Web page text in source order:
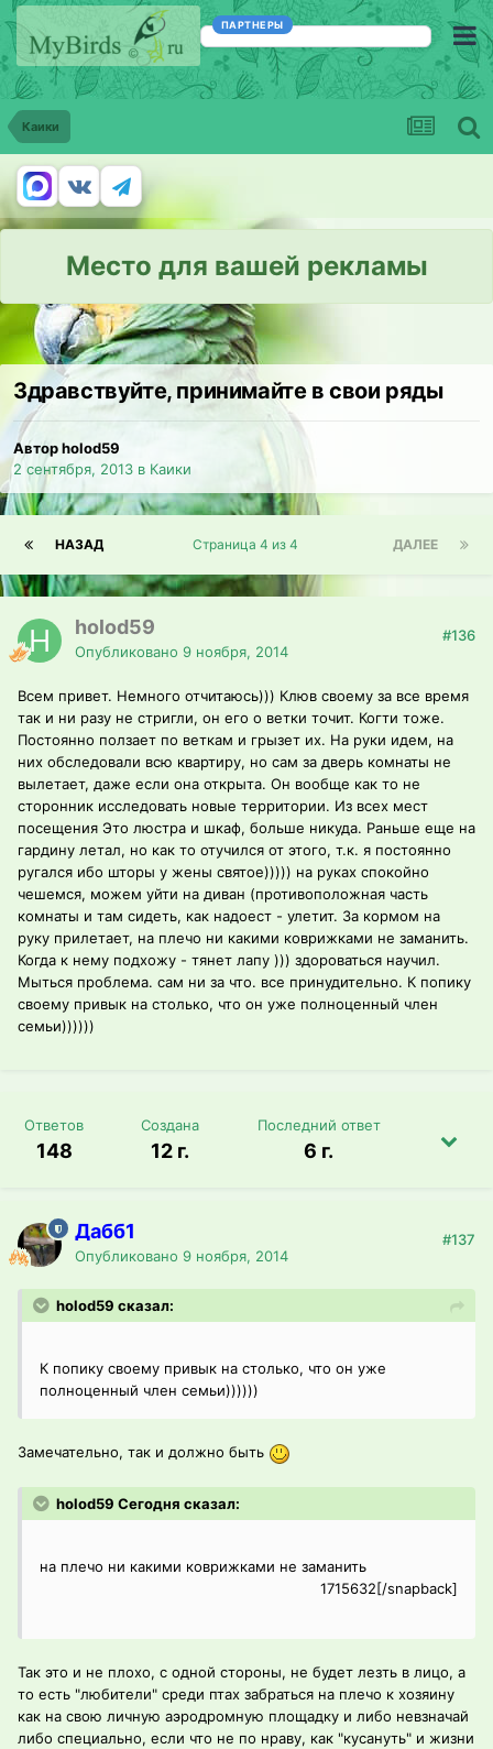
ПАРТНЕРЫ
Каики
Место для вашей рекламы
Здравствуйте, принимайте в свои ряды
Автор holod59
2 сентября, 2013 в Каики
НАЗАД ДАЛЕЕ
Страница 4 из 4
holod59
Опубликовано 9 ноября, 2014
#136
Всем привет. Немного отчитаюсь))) Клюв своему за все время
так и ни разу не стригли, он его о ветки точит. Когти тоже.
Постоянно ползает по веткам и грызет их. На руки идем, на
них обследовали всю квартиру, но сам за дверь комнаты не
вылетает, даже если она открыта. Он вообще как то не
сторонник исследовать новые территории. Из всех мест
посещения Это люстра и шкаф, больше никуда. Раньше еще на
гардину летал, но как то отучился от этого, т.к. я постоянно
ругался ибо шторы у жены святое))))) на руках спокойно
чешемся, можем уйти на диван (противоположная часть
комнаты и там сидеть, как надоест - улетит. За кормом на
руку прилетает, на плечо ни какими коврижками не заманить.
Когда к нему подхожу - тянет лапу ))) здороваться научил.
Мыться проблема. сам ни за что. все принудительно. К попику
своему привык на столько, что он уже полноценный член
семьи))))))
Ответов
148
Создана
12 г.
Последний ответ
6 г.
Дабб1
Опубликовано 9 ноября, 2014
#137
holod59 сказал:
К попику своему привык на столько, что он уже
полноценный член семьи))))))
Замечательно, так и должно быть
holod59 Сегодня сказал:
на плечо ни какими коврижками не заманить
1715632[/snapback]
Так это и не плохо, с одной стороны, не будет лезть в лицо, а
то есть "любители" среди птах забраться на плечо к хозяину
как на свою личную аэродромную площадку и либо невзначай
либо специально, если что не по нраву, как "кусануть" и жизни